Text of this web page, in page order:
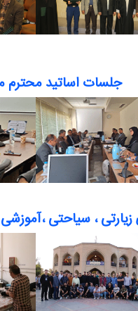
جلسات اساتید محترم
زیارتی ، سیاحتی